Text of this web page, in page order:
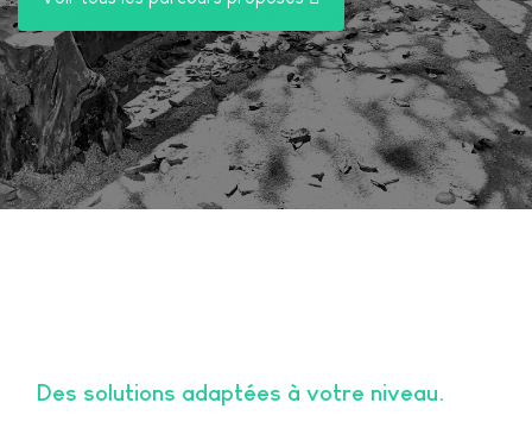
Des solutions adaptées à votre niveau